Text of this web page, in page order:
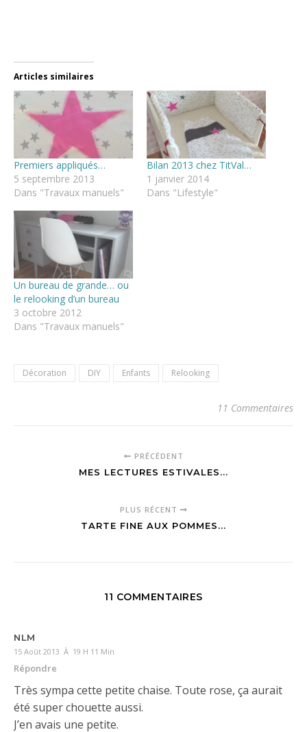
Articles similaires
Premiers appliqués…
5 septembre 2013
Dans "Travaux manuels"
Bilan 2013 chez TitVal…
1 janvier 2014
Dans "Lifestyle"
Un bureau de grande… ou
le relooking d’un bureau
3 octobre 2012
Dans "Travaux manuels"
Décoration DIY Enfants Relooking
11 Commentaires
PRÉCÉDENT
MES LECTURES ESTIVALES...
PLUS RÉCENT
TARTE FINE AUX POMMES...
11 COMMENTAIRES
NLM
15 Août 2013 À 19 H 11 Min
Répondre
Très sympa cette petite chaise. Toute rose, ça aurait
été super chouette aussi.
J’en avais une petite.